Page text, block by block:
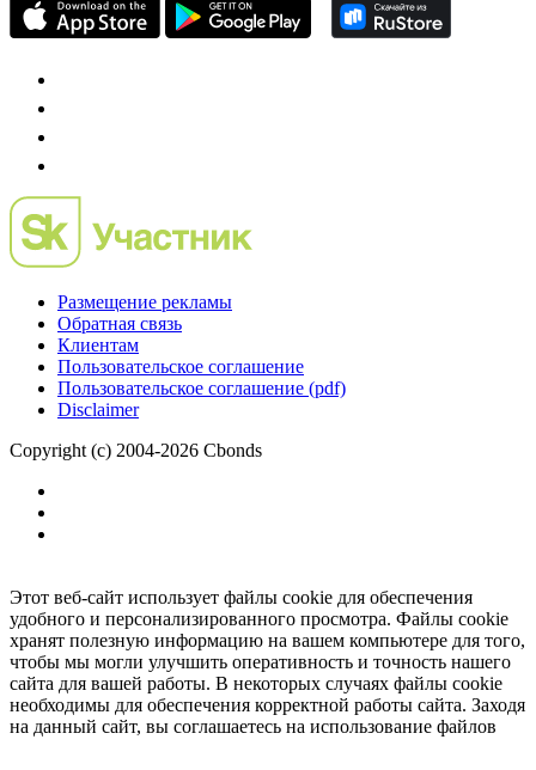
Размещение рекламы
Обратная связь
Клиентам
Пользовательское соглашение
Пользовательское соглашение (pdf)
Disclaimer
Copyright (c) 2004-2026 Cbonds
Этот веб-сайт использует файлы cookie для обеспечения
удобного и персонализированного просмотра. Файлы cookie
хранят полезную информацию на вашем компьютере для того,
чтобы мы могли улучшить оперативность и точность нашего
сайта для вашей работы. В некоторых случаях файлы cookie
необходимы для обеспечения корректной работы сайта. Заходя
на данный сайт, вы соглашаетесь на использование файлов